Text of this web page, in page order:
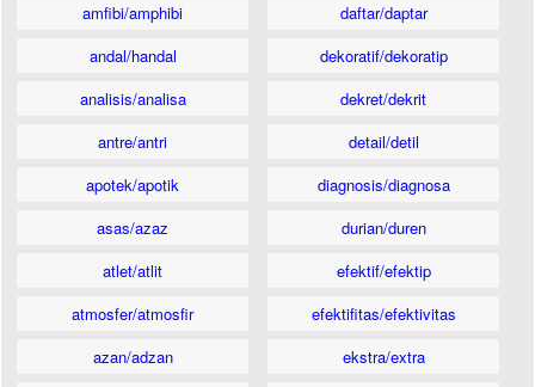
amfibi/amphibi
andal/handal
analisis/analisa
antre/antri
apotek/apotik
asas/azaz
atlet/atlit
atmosfer/atmosfir
azan/adzan
daftar/daptar
dekoratif/dekoratip
dekret/dekrit
detail/detil
diagnosis/diagnosa
durian/duren
efektif/efektip
efektifitas/efektivitas
ekstra/extra